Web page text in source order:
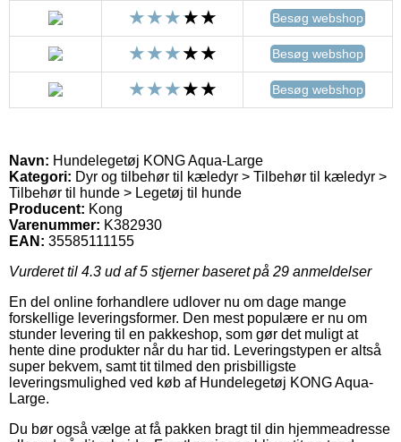
Besøg webshop
Besøg webshop
Besøg webshop
Navn: Hundelegetøj KONG Aqua-Large
Kategori: Dyr og tilbehør til kæledyr > Tilbehør til kæledyr >
Tilbehør til hunde > Legetøj til hunde
Producent: Kong
Varenummer: K382930
EAN: 35585111155
Vurderet til 4.3 ud af 5 stjerner baseret på 29 anmeldelser
En del online forhandlere udlover nu om dage mange
forskellige leveringsformer. Den mest populære er nu om
stunder levering til en pakkeshop, som gør det muligt at
hente dine produkter når du har tid. Leveringstypen er altså
super bekvem, samt tit tilmed den prisbilligste
leveringsmulighed ved køb af Hundelegetøj KONG Aqua-
Large.
Du bør også vælge at få pakken bragt til din hjemmeadresse